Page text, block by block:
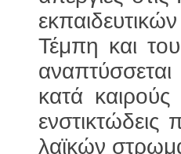
Τέμπη και
κατά
ενστικτώδεις
λαϊκών